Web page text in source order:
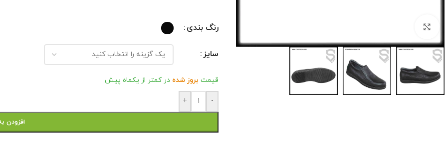
رنگ بندی
سایز
قیمت بروز شده در کمتر از یکماه پیش
-
+
افزودن